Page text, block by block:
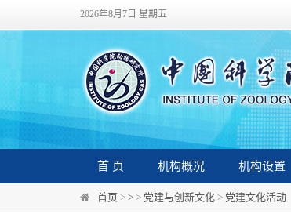
2026年8月7日 星期五
首 页 机构概况 机构设置
首页 > > > 党建与创新文化 > 党建文化活动